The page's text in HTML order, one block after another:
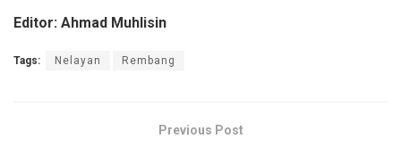
Editor: Ahmad Muhlisin
Tags: Nelayan Rembang
Previous Post